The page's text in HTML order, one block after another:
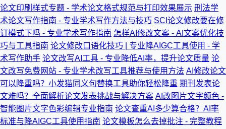
论文印刷样式专题 - 学术论文格式规范与打印效果展示 刑法学
术论文写作指南 - 专业学术写作方法与技巧 SCI论文修改要在修
订模式下吗 - 专业学术写作指南 怎样AI修改文案 - AI文案优化技
巧与工具指南 论文修改口语化技巧 | 专业降AIGC工具使用 - 学
术写作助手 论文改写AI工具 - 专业降低AI率，提升论文质量 论
文改写免费网站 - 专业学术改写工具推荐与使用方法 AI修改论文
可以降重吗？小发猫同义句替换工具助你轻松降重 期刊发表论
文难吗？全面解析论文发表挑战与解决方案 AI改图片文字颜色 -
智能图片文字色彩编辑专业指南 论文查重AI多少算合格？AI率
标准与降AIGC工具使用指南 论文模板怎么去掉批注 - 完整教程